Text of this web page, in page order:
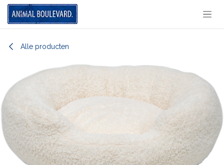
Overslaan naar inhoud
Alle producten